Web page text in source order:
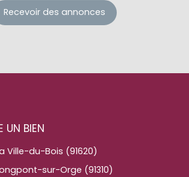
Recevoir des annonces
UN BIEN
Ville-du-Bois (91620)
sur-Orge (91310)